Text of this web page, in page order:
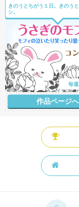
きのうとちがう１日。きのう
シ。
毎
作品ページへ